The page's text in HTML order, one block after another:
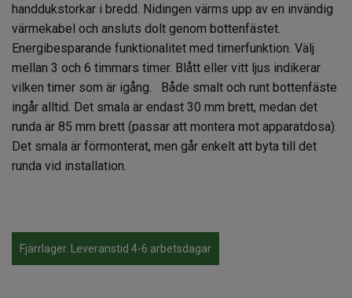
handdukstorkar i bredd. Nidingen värms upp av en invändig
värmekabel och ansluts dolt genom bottenfästet.
Energibesparande funktionalitet med timerfunktion. Välj
mellan 3 och 6 timmars timer. Blått eller vitt ljus indikerar
vilken timer som är igång. Både smalt och runt bottenfäste
ingår alltid. Det smala är endast 30 mm brett, medan det
runda är 85 mm brett (passar att montera mot apparatdosa).
Det smala är förmonterat, men går enkelt att byta till det
runda vid installation.
Fjärrlager. Leveranstid 4-6 arbetsdagar